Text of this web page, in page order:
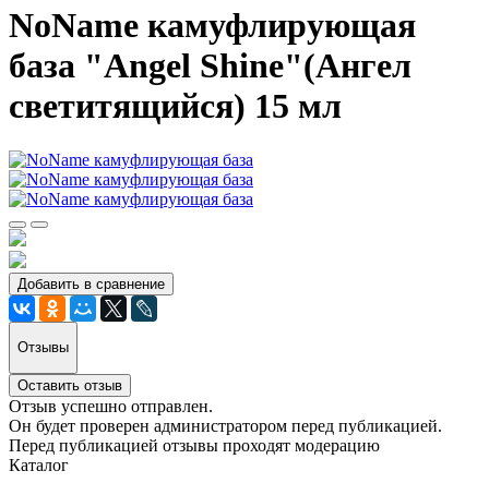
NoName камуфлирующая
база "Angel Shine"(Ангел
светитящийся) 15 мл
Добавить в сравнение
Отзывы
Оставить отзыв
Отзыв успешно отправлен.
Он будет проверен администратором перед публикацией.
Перед публикацией отзывы проходят модерацию
Каталог